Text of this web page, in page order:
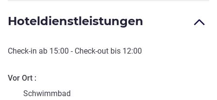
Hoteldienstleistungen
Check-in ab 15:00 - Check-out bis 12:00
Vor Ort
Schwimmbad